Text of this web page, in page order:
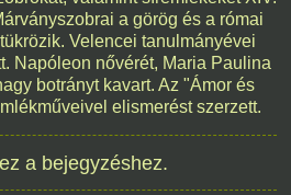
08.
a görög és a római
Velencei tanulmányévei
Napóleon nővérét, Maria Paulina
botrányt kavart. Az "Ámor és
elismerést szerzett.
a bejegyzéshez.